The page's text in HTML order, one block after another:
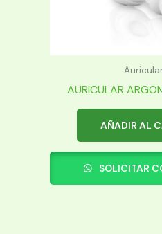
AURICULAR
AÑADIR AL
SOLICITAR